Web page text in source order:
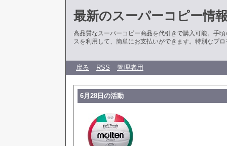
最新のスーパーコピー情
高品質なスーパーコピー商品を代引きで購入可能。手
スを利用して、簡単にお支払いができます。特別なプ
戻る RSS 管理者用
6月28日の活動